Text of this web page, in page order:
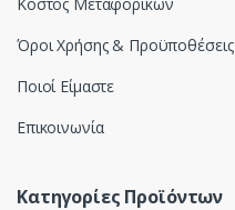
Όροι Χρήσης & Προϋποθέσεις
Ποιοί Είμαστε
Επικοινωνία
Κατηγορίες Προϊόντων